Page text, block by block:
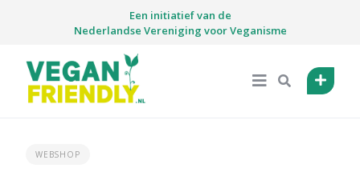
Een initiatief van de
Nederlandse Vereniging voor Veganisme
WEBSHOP